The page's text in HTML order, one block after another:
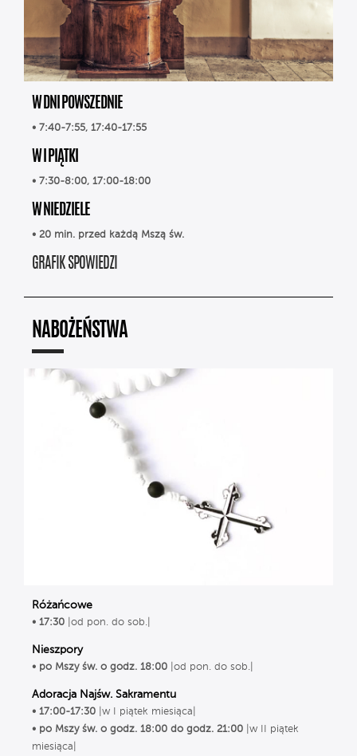
W DNI POWSZEDNIE
• 7:40-7:55, 17:40-17:55
W I PIĄTKI
• 7:30-8:00, 17:00-18:00
W NIEDZIELE
• 20 min. przed każdą Mszą św.
GRAFIK SPOWIEDZI
NABOŻEŃSTWA
Różańcowe
• 17:30 |od pon. do sob.|
Nieszpory
• po Mszy św. o godz. 18:00 |od pon. do sob.|
Adoracja Najśw. Sakramentu
• 17:00-17:30 |w I piątek miesiąca|
• po Mszy św. o godz. 18:00 do godz. 21:00 |w II piątek
miesiąca|